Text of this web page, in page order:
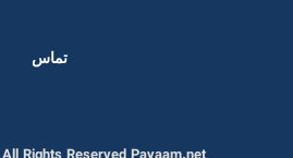
تماس